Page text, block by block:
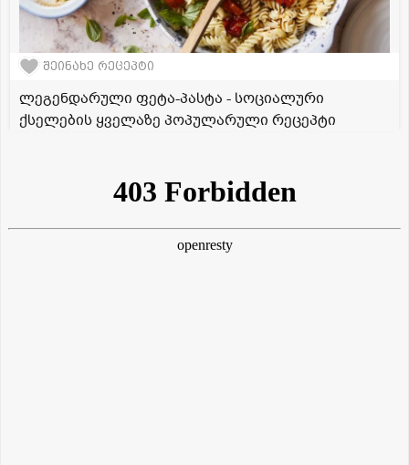
შეინახე რეცეპტი
ლეგენდარული ფეტა-პასტა - სოციალური
ქსელების ყველაზე პოპულარული რეცეპტი